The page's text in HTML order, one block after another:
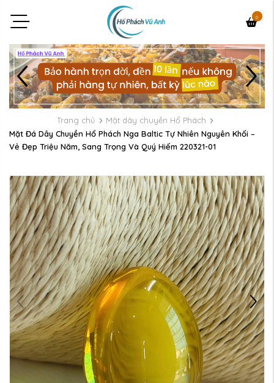
0
Trang chủ
Mặt dây chuyền Hổ Phách
Mặt Đá Dây Chuyền Hổ Phách Nga Baltic Tự Nhiên Nguyên Khối –
Vẻ Đẹp Triệu Năm, Sang Trọng Và Quý Hiếm 220321-01